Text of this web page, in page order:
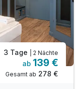
3 Tage | 2 Nächte
ab 139 €
Gesamt ab 278 €